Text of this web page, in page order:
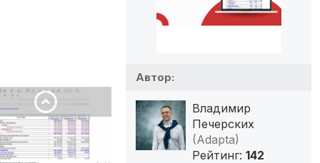
Автор:
Владимир
Печерских
(Adapta)
Рейтинг: 142